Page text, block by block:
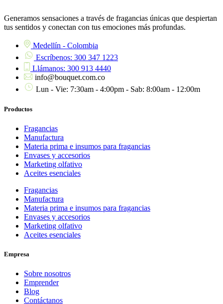
Generamos sensaciones a través de fragancias únicas que despiertan
tus sentidos y conectan con tus emociones más profundas.
Medellín - Colombia
Escríbenos: 300 347 1223
Llámanos: 300 913 4440
info@bouquet.com.co
Lun - Vie: 7:30am - 4:00pm - Sab: 8:00am - 12:00m
Productos
Fragancias
Manufactura
Materia prima e insumos para fragancias
Envases y accesorios
Marketing olfativo
Aceites esenciales
Fragancias
Manufactura
Materia prima e insumos para fragancias
Envases y accesorios
Marketing olfativo
Aceites esenciales
Empresa
Sobre nosotros
Emprender
Blog
Contáctanos